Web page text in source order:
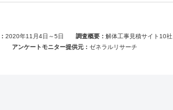
2020年11月4日～5日 調査概要
解体工事見積サイト10
アンケートモニター提供元 ゼネラルリサーチ